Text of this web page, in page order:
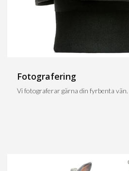
Fotografering
Vi fotograferar gärna din fyrbenta vän.